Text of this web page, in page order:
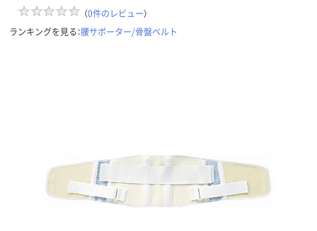
（0件のレビュー）
ランキングを見る：腰サポーター/骨盤ベルト